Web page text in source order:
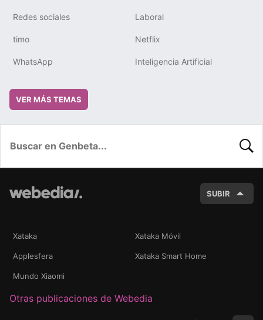
Redes sociales Laboral
timo Netflix
WhatsApp Inteligencia Artificial
VER MÁS TEMAS
SUBIR
Xataka Xataka Móvil
Applesfera Xataka Smart Home
Mundo Xiaomi
Otras publicaciones de Webedia